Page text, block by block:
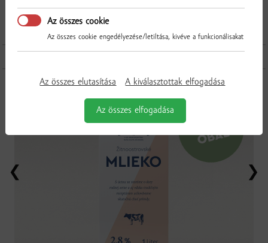
További termékek a kategóriából
Az összes cookie
Az összes cookie engedélyezése/letiltása, kivéve a funkcionálisakat
Az összes elutasítása A kiválasztottak elfogadása
Az összes elfogadása